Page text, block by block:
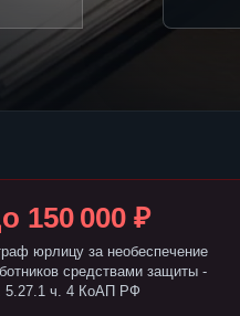
150 000 ₽
юрлицу за необеспечение
средствами защиты -
5.27.1 ч. 4 КоАП РФ